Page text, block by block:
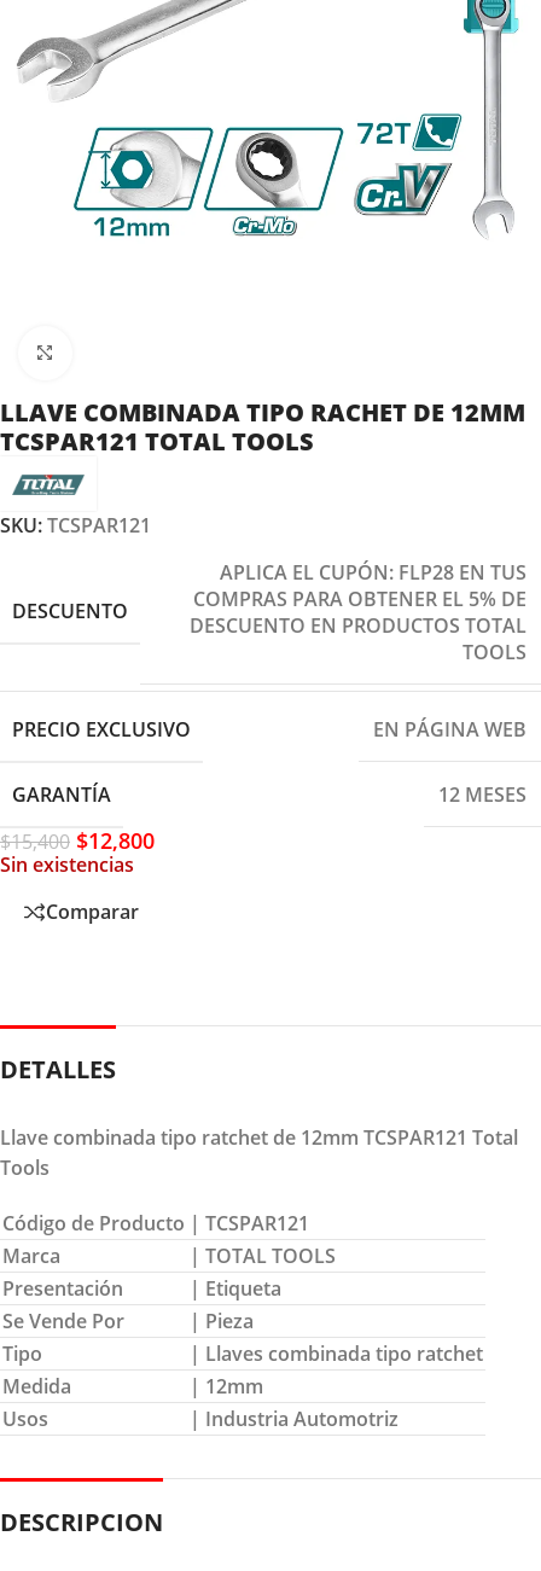
LLAVE COMBINADA TIPO RACHET DE 12MM
TCSPAR121 TOTAL TOOLS
SKU:TCSPAR121
DESCUENTO
APLICA EL CUPÓN: FLP28 EN TUS
COMPRAS PARA OBTENER EL 5% DE
DESCUENTO EN PRODUCTOS TOTAL
TOOLS
PRECIO EXCLUSIVO EN PÁGINA WEB
GARANTÍA
12 MESES
$15,400 $12,800
Sin existencias
Comparar
DETALLES
Llave combinada tipo ratchet de 12mm TCSPAR121 Total
Tools
Código de Producto | TCSPAR121
Marca
| TOTAL TOOLS
Presentación
| Etiqueta
Se Vende Por
| Pieza
Tipo
| Llaves combinada tipo ratchet
Medida
| 12mm
Usos
| Industria Automotriz
DESCRIPCION